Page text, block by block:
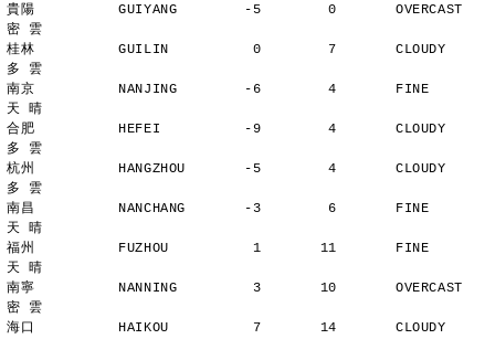
貴陽          GUIYANG        -5        0       OVERCAST
密 雲
桂林          GUILIN          0        7       CLOUDY
多 雲
南京          NANJING        -6        4       FINE
天 晴
合肥          HEFEI          -9        4       CLOUDY
多 雲
杭州          HANGZHOU       -5        4       CLOUDY
多 雲
南昌          NANCHANG       -3        6       FINE
天 晴
福州          FUZHOU          1       11       FINE
天 晴
南寧          NANNING         3       10       OVERCAST
密 雲
海口          HAIKOU          7       14       CLOUDY